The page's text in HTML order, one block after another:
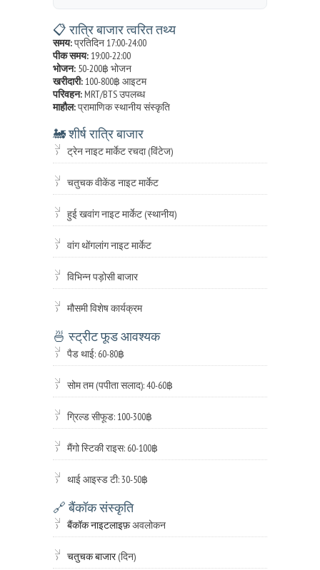
📋 रात्रि बाजार त्वरित तथ्य
समय:प्रतिदिन 17:00-24:00
पीक समय: 19:00-22:00
भोजन: 50-200฿ भोजन
खरीदारी: 100-800฿ आइटम
परिवहन: MRT/BTS उपलब्ध
माहौल:प्रामाणिक स्थानीय संस्कृति
🚂 शीर्ष रात्रि बाजार
ट्रेन नाइट मार्केट रचदा (विंटेज)
चतुचक वीकेंड नाइट मार्केट
हुई खवांग नाइट मार्केट (स्थानीय)
वांग थोंगलांग नाइट मार्केट
विभिन्न पड़ोसी बाजार
मौसमी विशेष कार्यक्रम
🍜 स्ट्रीट फूड आवश्यक
पैड थाई: 60-80฿
सोम तम (पपीता सलाद): 40-60฿
ग्रिल्ड सीफूड: 100-300฿
मैंगो स्टिकी राइस: 60-100฿
थाई आइस्ड टी: 30-50฿
🔗 बैंकॉक संस्कृति
बैंकॉक नाइटलाइफ़अवलोकन
चतुचक बाजार(दिन)